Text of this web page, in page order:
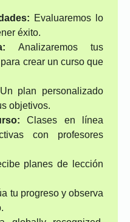
Evaluaremos lo
éxito.
Analizaremos tus
crear un curso que
Un plan personalizado
objetivos.
Clases en línea
con profesores
planes de lección
tu progreso y observa